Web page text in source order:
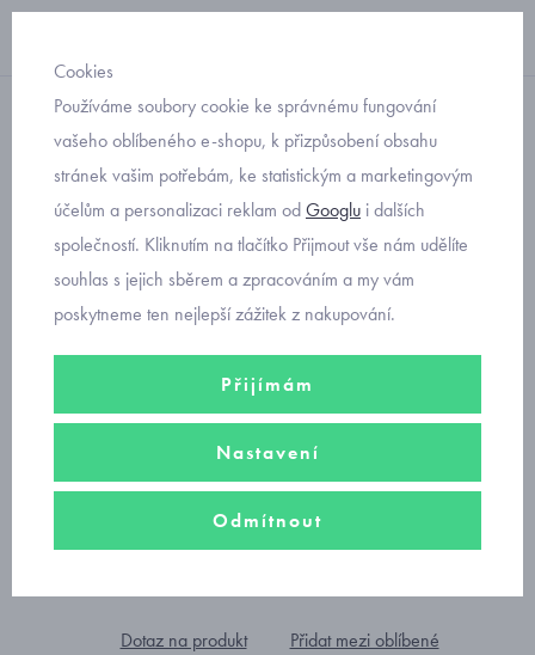
suchý zip chlapecké
Primigi 2863211 chlapecké
zimní boty
Dotaz na produkt
Přidat mezi oblíbené
Cookies
Používáme soubory cookie ke správnému fungování
vašeho oblíbeného e-shopu, k přizpůsobení obsahu
stránek vašim potřebám, ke statistickým a marketingovým
účelům a personalizaci reklam odGooglu i dalších
společností. Kliknutím na tlačítko Přijmout vše nám udělíte
souhlas s jejich sběrem a zpracováním a my vám
poskytneme ten nejlepší zážitek z nakupování.
Přijímám
Nastavení
Odmítnout